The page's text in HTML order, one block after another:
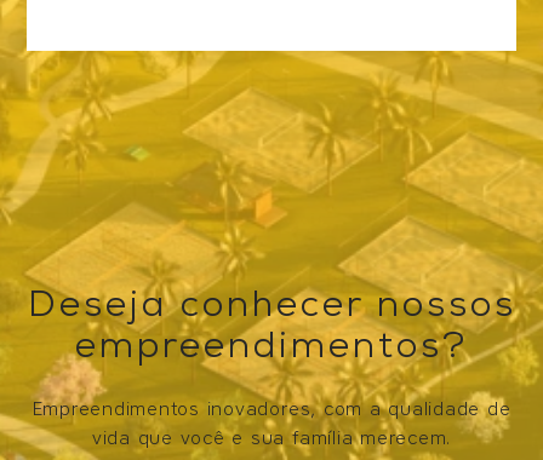
Deseja conhecer nossos
empreendimentos?
Empreendimentos inovadores, com a qualidade de
vida que você e sua família merecem.